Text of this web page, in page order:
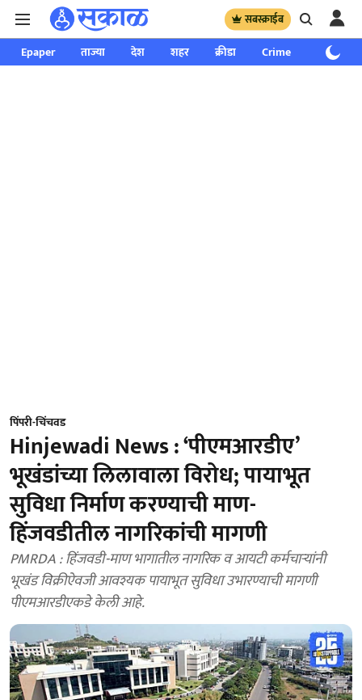
सबस्क्राईब
Epaper ताज्या देश शहर क्रीडा Crime साप्ताहिक
पिंपरी-चिंचवड
Hinjewadi News : ‘पीएमआरडीए’
भूखंडांच्या लिलावाला विरोध; पायाभूत
सुविधा निर्माण करण्याची माण-
हिंजवडीतील नागरिकांची मागणी
PMRDA : हिंजवडी-माण भागातील नागरिक व आयटी कर्मचाऱ्यांनी
भूखंड विक्रीऐवजी आवश्यक पायाभूत सुविधा उभारण्याची मागणी
पीएमआरडीएकडे केली आहे.